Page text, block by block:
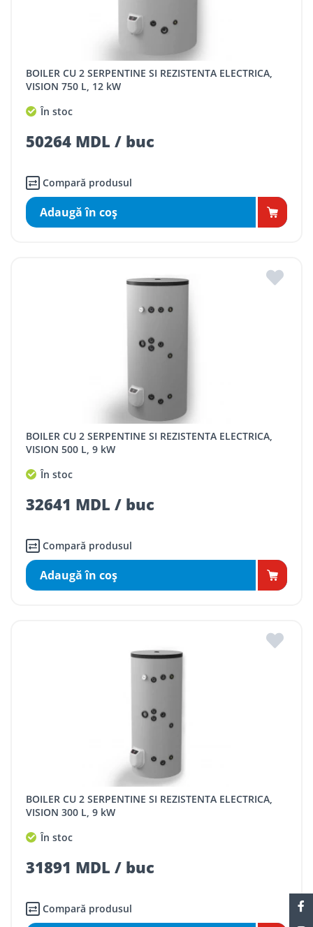
BOILER CU 2 SERPENTINE SI REZISTENTA ELECTRICA,
VISION 750 L, 12 kW
În stoc
50264 MDL / buc
Compară produsul
Adaugă în coş
BOILER CU 2 SERPENTINE SI REZISTENTA ELECTRICA,
VISION 500 L, 9 kW
În stoc
32641 MDL / buc
Compară produsul
Adaugă în coş
BOILER CU 2 SERPENTINE SI REZISTENTA ELECTRICA,
VISION 300 L, 9 kW
În stoc
31891 MDL / buc
Compară produsul